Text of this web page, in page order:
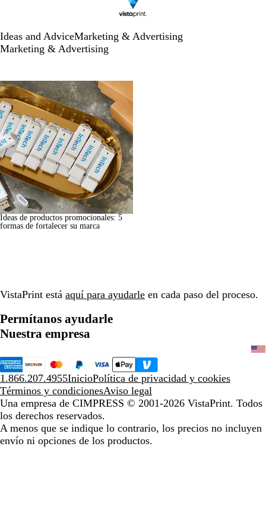
Ideas and AdviceMarketing & Advertising
Marketing & Advertising
Ideas de productos promocionales: 5
formas de fortalecer su marca
VistaPrint está aquí para ayudarle en cada paso del proceso.
Permítanos ayudarle
Nuestra empresa
1.866.207.4955InicioPolítica de privacidad y cookies
Términos y condicionesAviso legal
Una empresa de CIMPRESS © 2001-2026 VistaPrint. Todos
los derechos reservados.
A menos que se indique lo contrario, los precios no incluyen
envío ni opciones de los productos.